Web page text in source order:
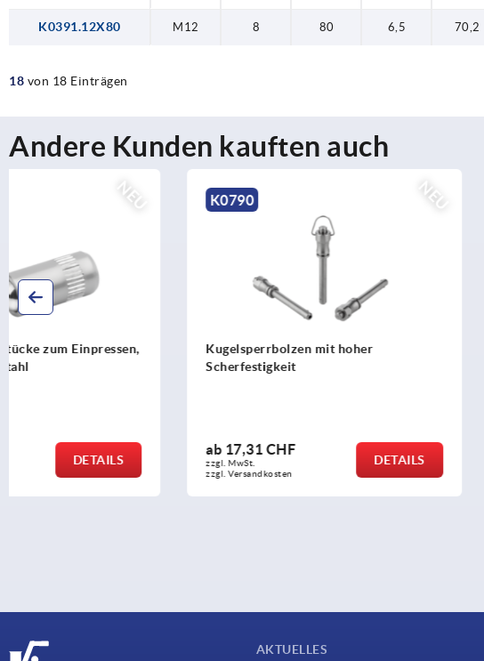
K0391.12X80 M12 8 80 6,5 70,2
18 von 18 Einträgen
Andere Kunden kauften auch
NEU
Kugelsperrbolzen mit hoher
Scherfestigkeit
17,31 CHF
zzgl. MwSt.
zzgl. Versandkosten
DETAILS
T-Griffe visuell-
6,16 CHF
zzgl. MwSt.
zzgl. Versandkosten
AKTUELLES